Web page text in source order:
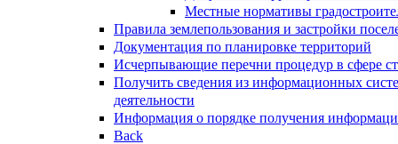
Местные нормативы
Правила землепользования и застройки
Документация по планировке территорий
Исчерпывающие перечни процедур в сфере
Получить сведения из информационных
деятельности
Информация о порядке получения
Back